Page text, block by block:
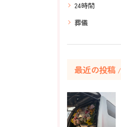
24時間
葬儀
最近の投稿